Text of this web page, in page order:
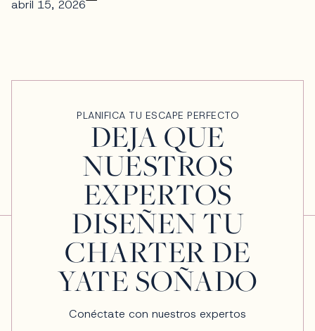
abril 15, 2026
PLANIFICA TU ESCAPE PERFECTO
DEJA QUE
NUESTROS
EXPERTOS
DISEÑEN TU
CHARTER DE
YATE SOÑADO
Conéctate con nuestros expertos